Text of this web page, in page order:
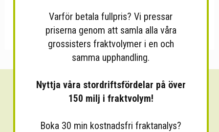
Sänk dina fraktkostnader!
Varför betala fullpris? Vi pressar
priserna genom att samla alla våra
grossisters fraktvolymer i en och
samma upphandling.
Nyttja våra stordriftsfördelar på över
150 milj i fraktvolym!
Boka 30 min kostnadsfri fraktanalys?